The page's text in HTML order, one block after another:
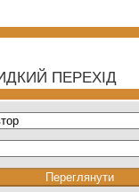
ПЕРЕХІД